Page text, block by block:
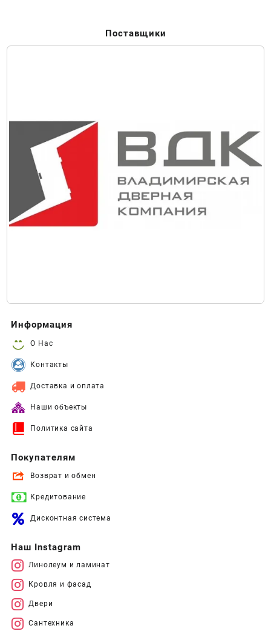
Поставщики
Информация
О Нас
Контакты
Доставка и оплата
Наши объекты
Политика сайта
Покупателям
Возврат и обмен
Кредитование
Дисконтная система
Наш Instagram
Линолеум и ламинат
Кровля и фасад
Двери
Сантехника